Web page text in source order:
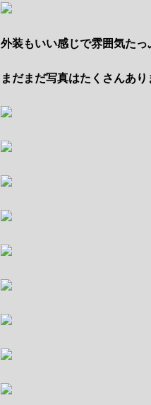
外装もいい感じで雰囲気たっ
まだまだ写真はたくさんあり